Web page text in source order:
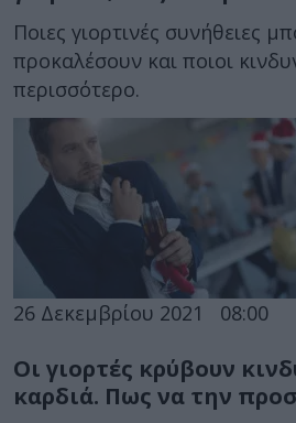
Ποιες γιορτινές συνήθειες
προκαλέσουν και ποιοι
περισσότερο.
26 Δεκεμβρίου 2021 08:00
Οι γιορτές κρύβουν
καρδιά. Πως να την